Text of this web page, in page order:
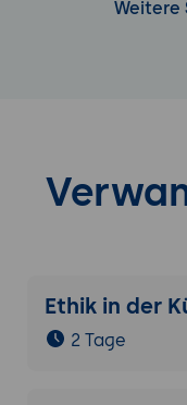
Weitere
Ethik in der
2 Tage